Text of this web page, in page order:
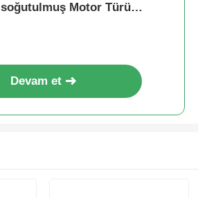
soğutulmuş Motor Türü
Devam et